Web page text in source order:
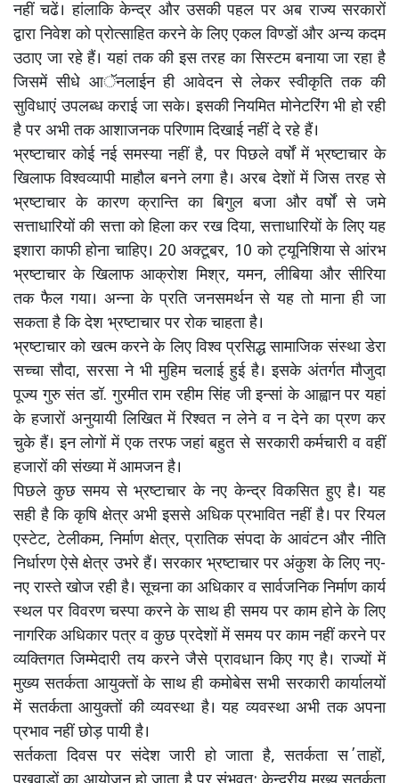
नहीं चढें। हांलाकि केन्द्र और उसकी पहल पर अब राज्य सरकारों
द्वारा निवेश को प्रोत्साहित करने के लिए एकल विण्डों और अन्य कदम
उठाए जा रहे हैं। यहां तक की इस तरह का सिस्टम बनाया जा रहा है
जिसमें सीधे आॅनलाईन ही आवेदन से लेकर स्वीकृति तक की
सुविधाएं उपलब्ध कराई जा सके। इसकी नियमित मोनेटरिंग भी हो रही
है पर अभी तक आशाजनक परिणाम दिखाई नहीं दे रहे हैं।
भ्रष्टाचार कोई नई समस्या नहीं है, पर पिछले वर्षों में भ्रष्टाचार के
खिलाफ विश्वव्यापी माहौल बनने लगा है। अरब देशों में जिस तरह से
भ्रष्टाचार के कारण क्रान्ति का बिगुल बजा और वर्षों से जमे
सत्ताधारियों की सत्ता को हिला कर रख दिया, सत्ताधारियों के लिए यह
इशारा काफी होना चाहिए। 20 अक्टूबर, 10 को ट्यूनिशिया से आंरभ
भ्रष्टाचार के खिलाफ आक्रोश मिश्र, यमन, लीबिया और सीरिया
तक फैल गया। अन्ना के प्रति जनसमर्थन से यह तो माना ही जा
सकता है कि देश भ्रष्टाचार पर रोक चाहता है।
भ्रष्टाचार को खत्म करने के लिए विश्व प्रसिद्ध सामाजिक संस्था डेरा
सच्चा सौदा, सरसा ने भी मुहिम चलाई हुई है। इसके अंतर्गत मौजुदा
पूज्य गुरु संत डॉ. गुरमीत राम रहीम सिंह जी इन्सां के आह्वान पर यहां
के हजारों अनुयायी लिखित में रिश्वत न लेने व न देने का प्रण कर
चुके हैं। इन लोगों में एक तरफ जहां बहुत से सरकारी कर्मचारी व वहीं
हजारों की संख्या में आमजन है।
पिछले कुछ समय से भ्रष्टाचार के नए केन्द्र विकसित हुए है। यह
सही है कि कृषि क्षेत्र अभी इससे अधिक प्रभावित नहीं है। पर रियल
एस्टेट, टेलीकम, निर्माण क्षेत्र, प्रातिक संपदा के आवंटन और नीति
निर्धारण ऐसे क्षेत्र उभरे हैं। सरकार भ्रष्टाचार पर अंकुश के लिए नए-
नए रास्ते खोज रही है। सूचना का अधिकार व सार्वजनिक निर्माण कार्य
स्थल पर विवरण चस्पा करने के साथ ही समय पर काम होने के लिए
नागरिक अधिकार पत्र व कुछ प्रदेशों में समय पर काम नहीं करने पर
व्यक्तिगत जिम्मेदारी तय करने जैसे प्रावधान किए गए है। राज्यों में
मुख्य सतर्कता आयुक्तों के साथ ही कमोबेस सभी सरकारी कार्यालयों
में सतर्कता आयुक्तों की व्यवस्था है। यह व्यवस्था अभी तक अपना
प्रभाव नहीं छोड़ पायी है।
सर्तकता दिवस पर संदेश जारी हो जाता है, सतर्कता स΄ताहों,